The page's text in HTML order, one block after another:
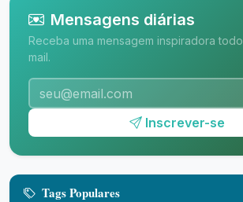
Mensagens diárias
Receba uma mensagem inspiradora
mail.
Inscrever-se
Tags Populares